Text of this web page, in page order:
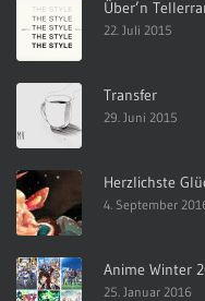
Über’n
22. Juli 2015
Transfer
29. Juni 2015
Herzlichste
4. September
Anime Winter
25. Januar 2016